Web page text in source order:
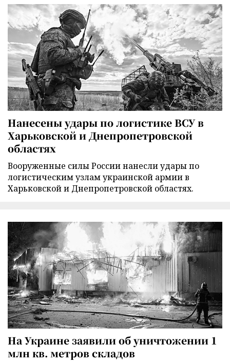
Нанесены удары по логистике ВСУ в
Харьковской и Днепропетровской
областях
Вооруженные силы России нанесли удары по
логистическим узлам украинской армии в
Харьковской и Днепропетровской областях.
На Украине заявили об уничтожении 1
млн кв. метров складов